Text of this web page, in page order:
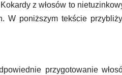
z włosów to
W poniższym tekście
przygotowanie